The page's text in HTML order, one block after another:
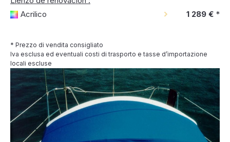
Acrilico
1 289 € *
* Prezzo di vendita consigliato
Iva esclusa ed eventuali costi di trasporto e tasse d’importazione
locali escluse